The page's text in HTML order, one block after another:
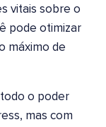
vitais sobre o
pode otimizar
máximo de
o poder
mas com